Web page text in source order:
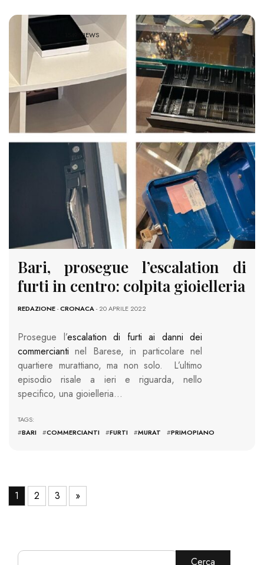
1549 VIEWS
Bari, prosegue l’escalation di
furti in centro: colpita gioielleria
REDAZIONE-CRONACA- 20 APRILE 2022
Prosegue l’escalation di furti ai danni dei
commercianti nel Barese, in particolare nel
quartiere murattiano, ma non solo. L’ultimo
episodio risale a ieri e riguarda, nello
specifico, una gioielleria…
TAGS:
#BARI #COMMERCIANTI #FURTI #MURAT #PRIMOPIANO
1 2 3 »
Cerca